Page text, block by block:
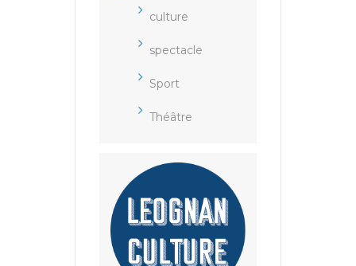
culture
spectacle
Sport
Théâtre